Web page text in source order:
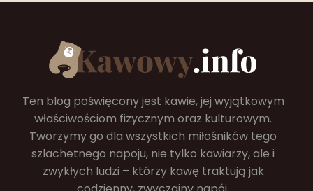
Ten blog poświęcony jest kawie, jej wyjątkowym
właściwościom fizycznym oraz kulturowym.
Tworzymy go dla wszystkich miłośników tego
szlachetnego napoju, nie tylko kawiarzy, ale i
zwykłych ludzi – którzy kawę traktują jak